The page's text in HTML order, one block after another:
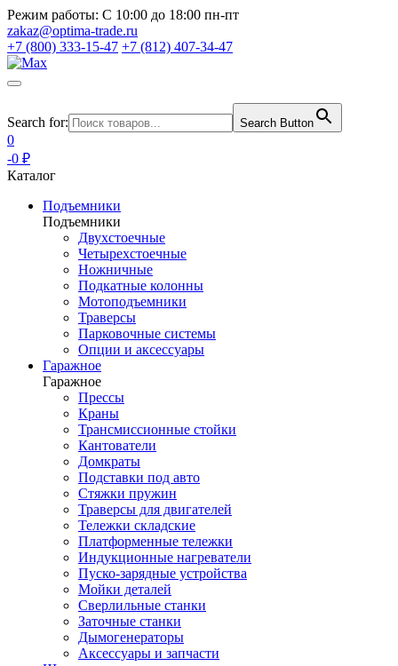
Режим работы: С 10:00 до 18:00 пн-пт
zakaz@optima-trade.ru
+7 (800) 333-15-47 +7 (812) 407-34-47
Search for: Search Button
0
-0 ₽
Каталог
Подъемники
Подъемники
Двухстоечные
Четырехстоечные
Ножничные
Подкатные колонны
Мотоподъемники
Траверсы
Парковочные системы
Опции и аксессуары
Гаражное
Гаражное
Прессы
Краны
Трансмиссионные стойки
Кантователи
Домкраты
Подставки под авто
Стяжки пружин
Траверсы для двигателей
Тележки складские
Платформенные тележки
Индукционные нагреватели
Пуско-зарядные устройства
Мойки деталей
Сверлильные станки
Заточные станки
Дымогенераторы
Аксессуары и запчасти